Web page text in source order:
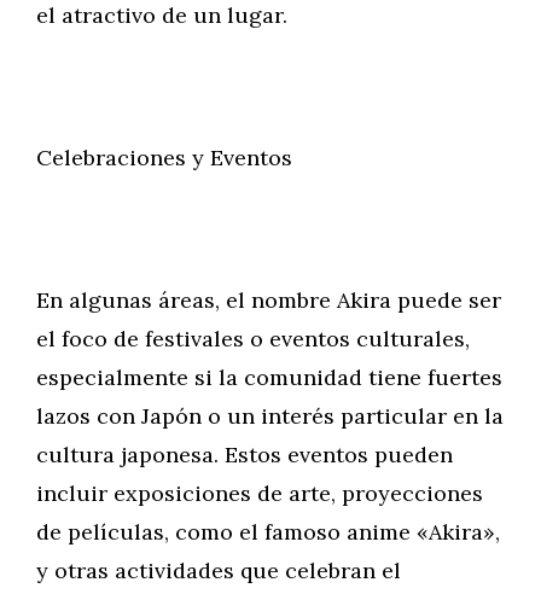
el atractivo de un lugar.
Celebraciones y Eventos
En algunas áreas, el nombre Akira puede ser
el foco de festivales o eventos culturales,
especialmente si la comunidad tiene fuertes
lazos con Japón o un interés particular en la
cultura japonesa. Estos eventos pueden
incluir exposiciones de arte, proyecciones
de películas, como el famoso anime «Akira»,
y otras actividades que celebran el